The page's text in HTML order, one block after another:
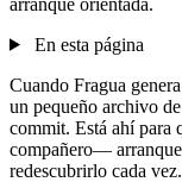
En esta página
Cuando Fragua
un pequeño archivo
commit. Está ahí para
compañero—
redescubrirlo cada vez.